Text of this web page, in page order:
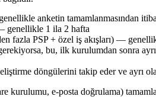
anketin tamamlanmasından
genellikle 1 ila 2 hafta
fazla PSP + özel iş akışları) —
bu, ilk kurulumdan sonra
döngülerini takip eder ve ayrı
kurulumu, e-posta doğrulama)